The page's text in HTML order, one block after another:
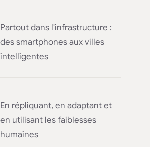
Partout dans l'infrastructure :
des smartphones aux villes
intelligentes
En répliquant, en adaptant et
en utilisant les faiblesses
humaines